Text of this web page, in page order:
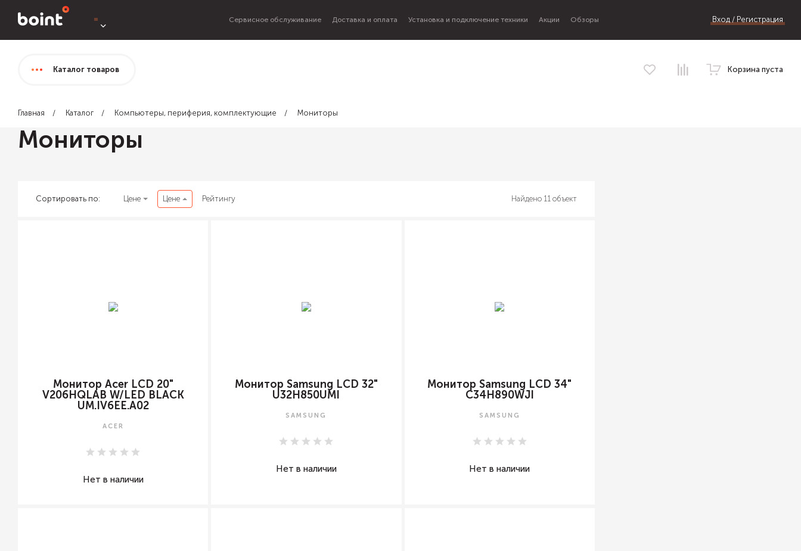
Сервисное обслуживание Доставка и оплата Установка и подключение техники Акции Обзоры Вход / Регистрация
Каталог товаров Корзина пуста
Главная Каталог Компьютеры, периферия, комплектующие Мониторы
Мониторы
Сортировать по: Цене Цене Рейтингу Найдено 11 объект
Монитор Acer LCD 20"
V206HQLAB W/LED BLACK
UM.IV6EE.A02
ACER
Нет в наличии
Монитор Samsung LCD 32"
U32H850UMI
SAMSUNG
Нет в наличии
Монитор Samsung LCD 34"
C34H890WJI
SAMSUNG
Нет в наличии